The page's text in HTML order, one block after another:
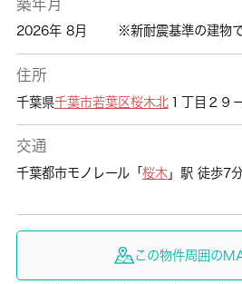
築年月
2026年 8月 ※新耐震基準の建物で
住所
千葉県千葉市若葉区桜木北１丁目２９
交通
千葉都市モノレール「 桜木」駅 徒歩7
この物件周囲の